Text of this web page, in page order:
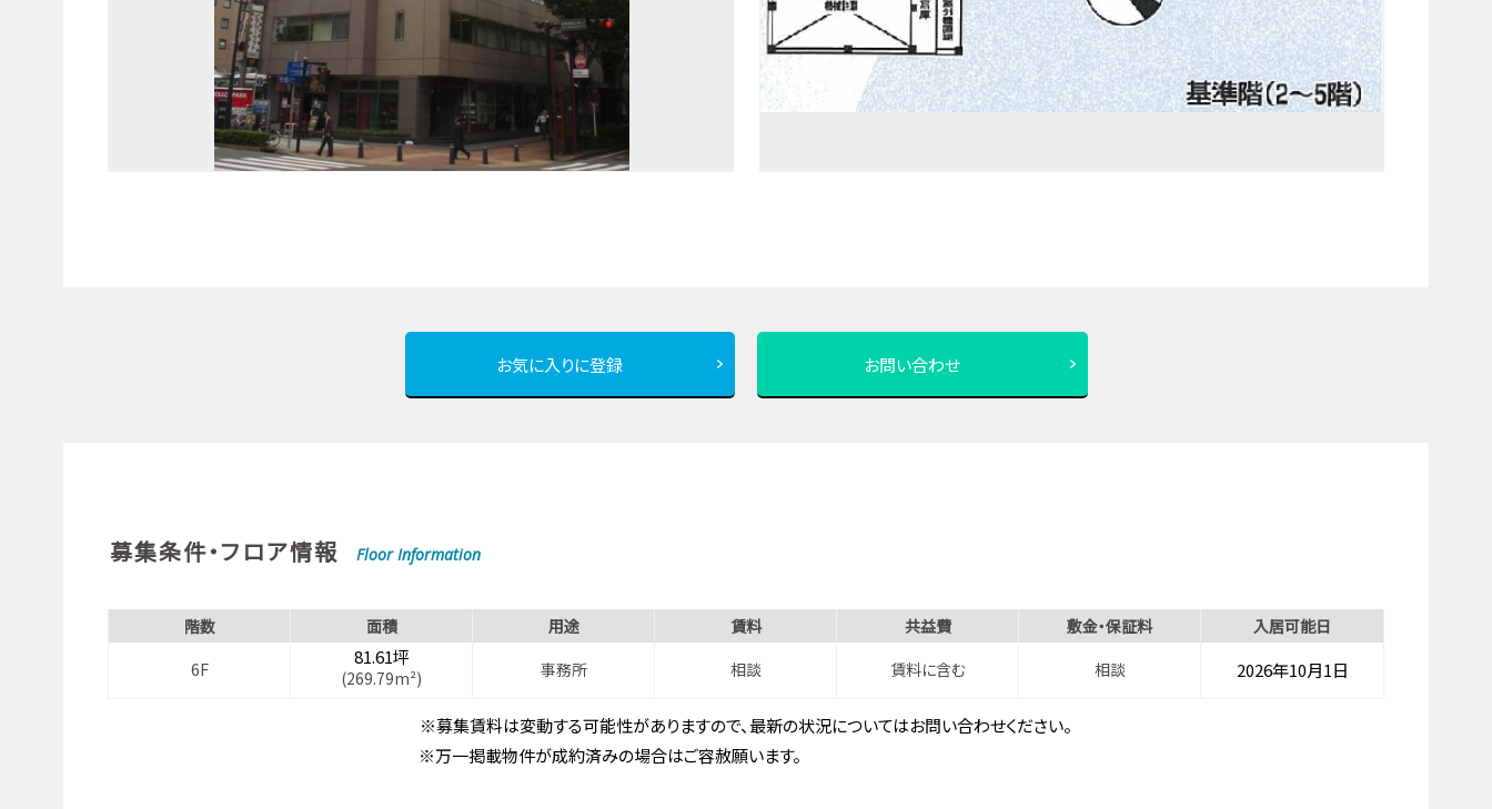
お気に入りに登録 お問い合わせ
募集条件・フロア情報 Floor Information
階数 面積 用途 賃料 共益費 敷金・保証料
入居可能日
6F
81.61坪
(269.79m²) 事務所 相談 賃料に含む 相談 2026年10月1日
※募集賃料は変動する可能性がありますので、最新の状況についてはお問い合わせください。
※万一掲載物件が成約済みの場合はご容赦願います。